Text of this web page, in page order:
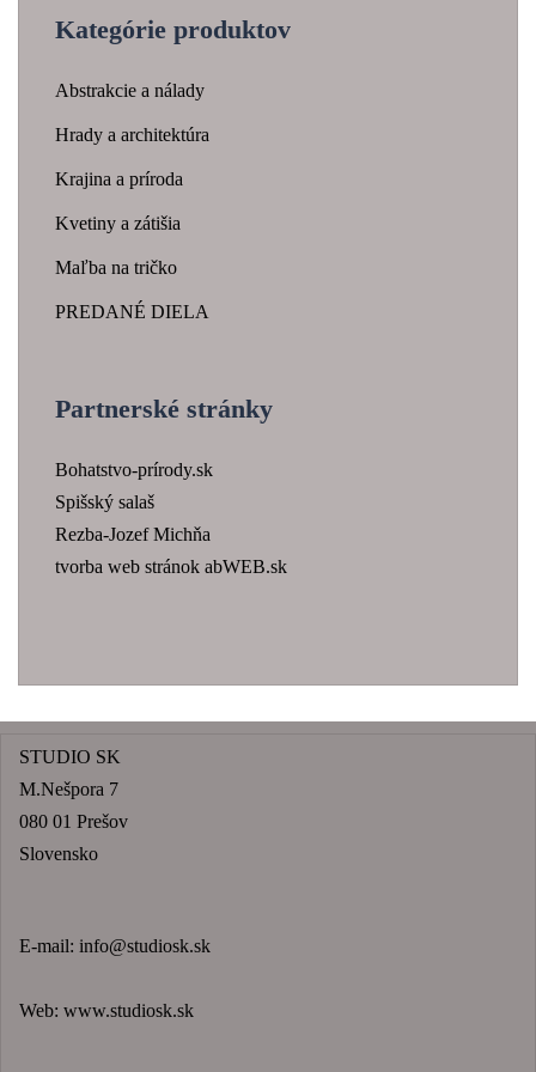
Kategórie produktov
Abstrakcie a nálady
Hrady a architektúra
Krajina a príroda
Kvetiny a zátišia
Maľba na tričko
PREDANÉ DIELA
Partnerské stránky
Bohatstvo-prírody.sk
Spišský salaš
Rezba-Jozef Michňa
tvorba web stránok abWEB.sk
STUDIO SK
M.Nešpora 7
080 01 Prešov
Slovensko
E-mail: info@studiosk.sk
Web: www.studiosk.sk